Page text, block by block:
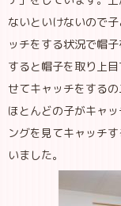
ないといけないので
ッチをする状況で帽
すると帽子を取り上
せてキャッチをする
ほとんどの子がキャ
ングを見てキャッチ
いました。